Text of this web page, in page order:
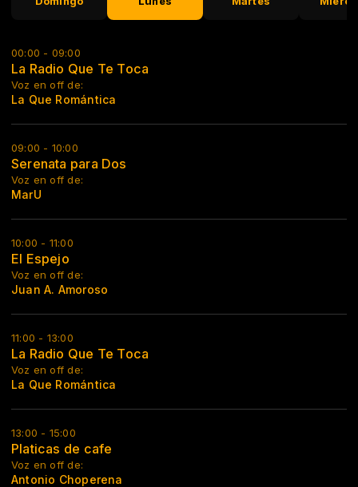
00:00 - 09:00
La Radio Que Te Toca
Voz en off de:
La Que Romántica
09:00 - 10:00
Serenata para Dos
Voz en off de:
MarU
10:00 - 11:00
El Espejo
Voz en off de:
Juan A. Amoroso
11:00 - 13:00
La Radio Que Te Toca
Voz en off de:
La Que Romántica
13:00 - 15:00
Platicas de cafe
Voz en off de:
Antonio Choperena